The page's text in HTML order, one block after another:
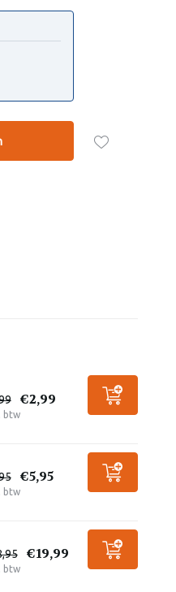
€2,99
btw
€5,95
btw
€19,99
btw